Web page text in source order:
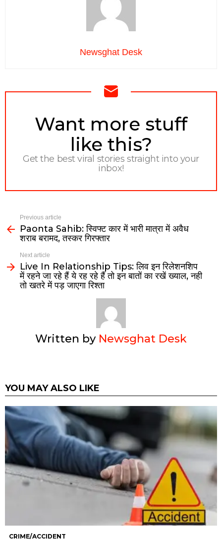
Newsghat Desk
NEWSLETTER
Want more stuff
like this?
Get the best viral stories straight into your
inbox!
Previous article
Paonta Sahib: स्विफ्ट कार में भारी मात्रा में अवैध
शराब बरामद, तस्कर गिरफ्तार
Next article
Live In Relationship Tips: लिव इन रिलेशनशिप
में रहने जा रहे हैं ये रह रहे हैं तो इन बातों का रखें ख्याल, नही
तो खतरे में पड़ जाएगा रिश्ता
Written by Newsghat Desk
YOU MAY ALSO LIKE
CRIME/ACCIDENT